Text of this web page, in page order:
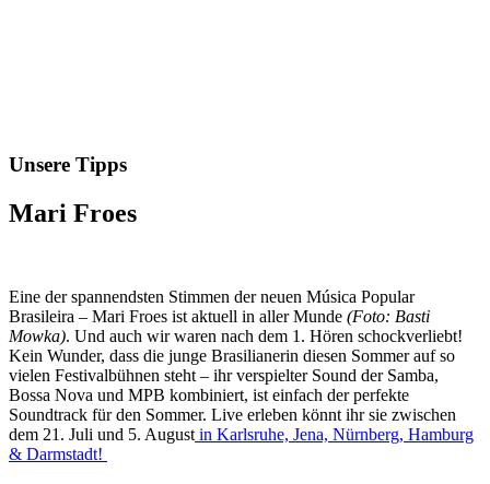
Unsere Tipps
Mari Froes
Eine der spannendsten Stimmen der neuen Música Popular
Brasileira – Mari Froes ist aktuell in aller Munde (Foto: Basti
Mowka). Und auch wir waren nach dem 1. Hören schockverliebt!
Kein Wunder, dass die junge Brasilianerin diesen Sommer auf so
vielen Festivalbühnen steht – ihr verspielter Sound der Samba,
Bossa Nova und MPB kombiniert, ist einfach der perfekte
Soundtrack für den Sommer. Live erleben könnt ihr sie zwischen
dem 21. Juli und 5. August in Karlsruhe, Jena, Nürnberg, Hamburg
& Darmstadt!